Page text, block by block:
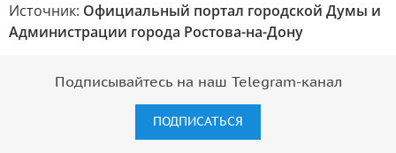
Источник: Официальный портал городской Думы и
Администрации города Ростова-на-Дону
Подписывайтесь на наш Telegram-канал
ПОДПИСАТЬСЯ